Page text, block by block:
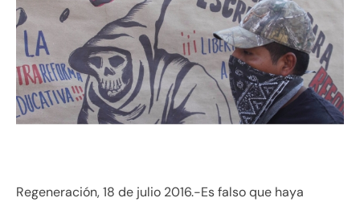
Regeneración, 18 de julio 2016.-Es falso que haya